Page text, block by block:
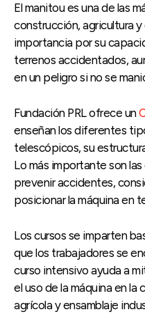
El manitou es una de las
construcción, agricultura
importancia por su
terrenos accidentados,
en un peligro si no se
Fundación PRL ofrece un
enseñan los diferentes
telescópicos, su
Lo más importante son
prevenir accidentes,
posicionar la máquina en
Los cursos se imparten
que los trabajadores se
curso intensivo ayuda a
el uso de la máquina en
agrícola y ensamblaje